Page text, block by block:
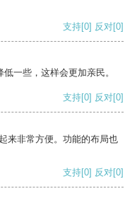
支持[0] 反对[0]
一些，这样会更加亲民。
支持[0] 反对[0]
来非常方便。功能的布局也
支持[0] 反对[0]